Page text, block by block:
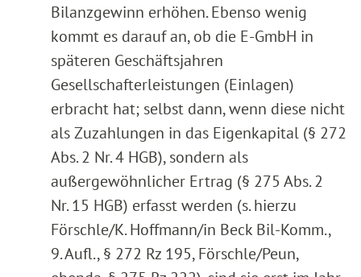
Bilanzgewinn erhöhen. Ebenso wenig
kommt es darauf an, ob die E-GmbH in
späteren Geschäftsjahren
Gesellschafterleistungen (Einlagen)
erbracht hat; selbst dann, wenn diese nicht
als Zuzahlungen in das Eigenkapital (§ 272
Abs. 2 Nr. 4 HGB), sondern als
außergewöhnlicher Ertrag (§ 275 Abs. 2
Nr. 15 HGB) erfasst werden (s. hierzu
Förschle/K. Hoffmann/in Beck Bil-Komm.,
9. Aufl., § 272 Rz 195, Förschle/Peun,